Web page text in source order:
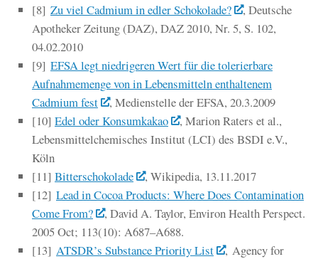
[8] Zu viel Cadmium in edler Schokolade?
, Deutsche
Apotheker Zeitung (DAZ), DAZ 2010, Nr. 5, S. 102,
04.02.2010
[9] EFSA legt niedrigeren Wert für die tolerierbare
Aufnahmemenge von in Lebensmitteln enthaltenem
Cadmium fest
, Medienstelle der EFSA, 20.3.2009
[10] Edel oder Konsumkakao
, Marion Raters et al.,
Lebensmittelchemisches Institut (LCI) des BSDI e.V.,
Köln
[11] Bitterschokolade
, Wikipedia, 13.11.2017
[12] Lead in Cocoa Products: Where Does Contamination
Come From?
, David A. Taylor, Environ Health Perspect.
2005 Oct; 113(10): A687–A688.
[13] ATSDR’s Substance Priority List
, Agency for